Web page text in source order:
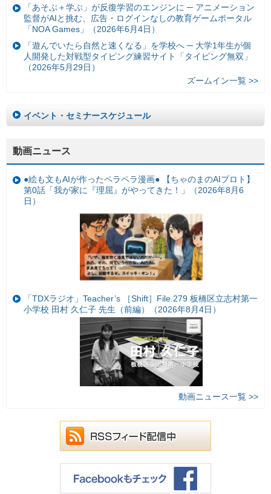
「あそぶ＋学ぶ」が反復学習のエンジンに ─ アニメーション
監督がAIと挑む、広告・ログインなしの教育ゲームポータル
「NOA Games」（2026年6月4日）
「遊んでいたら自然と速くなる」を学校へ ─ 大学1年生が個
人開発した対戦型タイピング練習サイト「タイピング無双」
（2026年5月29日）
ズームイン一覧 >>
イベント・セミナースケジュール
動画ニュース
●絵も文もAIが作ったペラペラ漫画● 【ちゃのまのAIプロト】
第0話「我が家に『理屈』がやってきた！」（2026年8月6
日）
「TDXラジオ」Teacher’s ［Shift］File.279 板橋区立志村第一
小学校 田村 久仁子 先生（前編）（2026年8月4日）
動画ニュース一覧 >>